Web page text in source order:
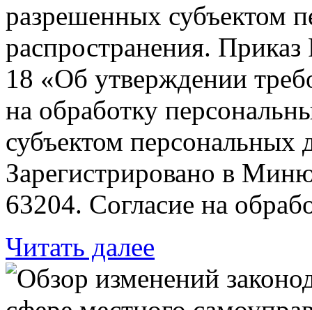
разрешенных субъектом
распространения.
18 «Об утверждении
на обработку
субъектом персональных
Зарегистрировано в
63204. Согласие на
Читать далее